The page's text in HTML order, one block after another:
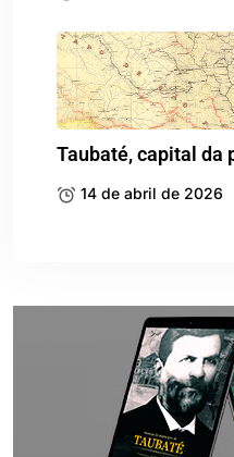
Taubaté, capital da
14 de abril de 2026